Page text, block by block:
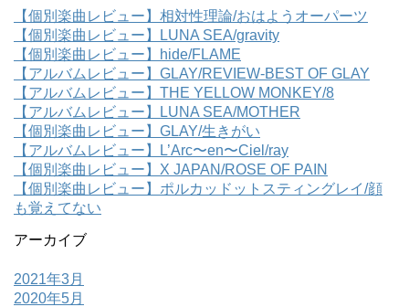
【個別楽曲レビュー】相対性理論/おはようオーパーツ
【個別楽曲レビュー】LUNA SEA/gravity
【個別楽曲レビュー】hide/FLAME
【アルバムレビュー】GLAY/REVIEW-BEST OF GLAY
【アルバムレビュー】THE YELLOW MONKEY/8
【アルバムレビュー】LUNA SEA/MOTHER
【個別楽曲レビュー】GLAY/生きがい
【アルバムレビュー】L’Arc〜en〜Ciel/ray
【個別楽曲レビュー】X JAPAN/ROSE OF PAIN
【個別楽曲レビュー】ポルカッドットスティングレイ/顔
も覚えてない
アーカイブ
2021年3月
2020年5月